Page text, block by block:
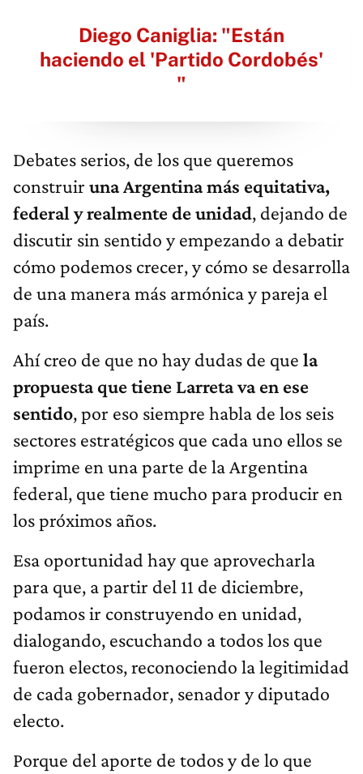
Diego Caniglia: "Están
haciendo el 'Partido Cordobés'​
"
Debates serios, de los que queremos
construir una Argentina más equitativa,
federal y realmente de unidad, dejando de
discutir sin sentido y empezando a debatir
cómo podemos crecer, y cómo se desarrolla
de una manera más armónica y pareja el
país.
Ahí creo de que no hay dudas de que la
propuesta que tiene Larreta va en ese
sentido, por eso siempre habla de los seis
sectores estratégicos que cada uno ellos se
imprime en una parte de la Argentina
federal, que tiene mucho para producir en
los próximos años.
Esa oportunidad hay que aprovecharla
para que, a partir del 11 de diciembre,
podamos ir construyendo en unidad,
dialogando, escuchando a todos los que
fueron electos, reconociendo la legitimidad
de cada gobernador, senador y diputado
electo.
Porque del aporte de todos y de lo que